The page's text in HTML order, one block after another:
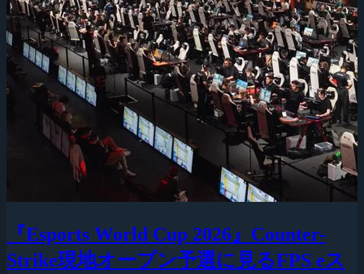
『Esports World Cup 2026』Counter-
Strike現地オープン予選に見るFPS eス